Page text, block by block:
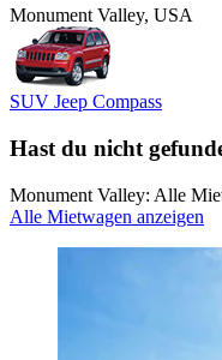
Monument Valley, USA
SUV Jeep Compass
Hast du nicht
Monument Valley: Alle
Alle Mietwagen anzeigen